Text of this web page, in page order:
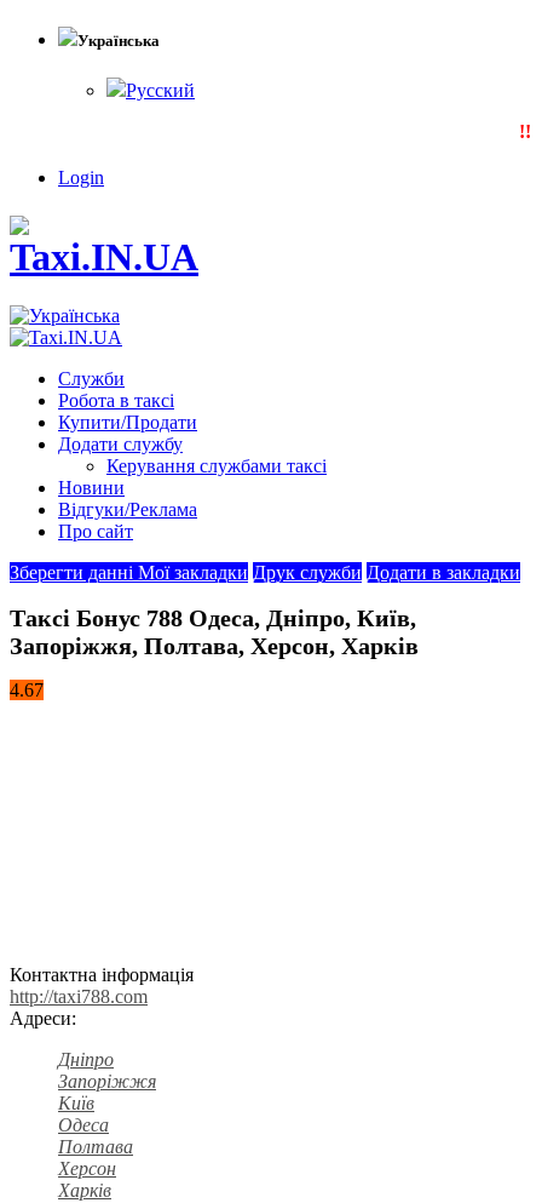
Українська
Русский
Login
Служби
Робота в таксі
Купити/Продати
Додати службу
Керування службами таксі
Новини
Відгуки/Реклама
Про сайт
Зберегти данні Мої закладки Друк служби Додати в закладки
Таксі Бонус 788 Одеса, Дніпро, Київ,
Запоріжжя, Полтава, Херсон, Харків
4.67
Контактна інформація
http://taxi788.com
Адреси:
Дніпро
Запоріжжя
Київ
Одеса
Полтава
Херсон
Харків